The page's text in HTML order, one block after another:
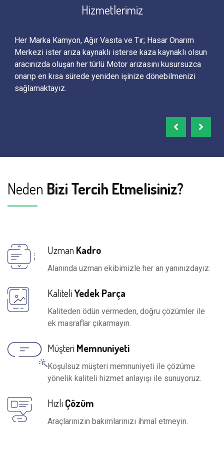
Hizmetlerimiz
Her Marka Kamyon, Ağır Vasıta ve Tır; Hasar Onarım
Merkezi ister arıza kaynaklı isterse kaza kaynaklı olsun
aracınızda oluşan her türlü Motor arızasını kusursuzca
onarıp en kısa sürede yeniden işinize dönebilmenizi
sağlamaktayız.
Neden Bizi Tercih Etmelisiniz?
Uzman Kadro
Alanında uzman ekibimizle her an yanınızdayız.
KaliteliYedek Parça
Kaliteden ödün vermeden, doğru çözümler ile
ek masraflar çıkarmayın.
Müşteri Memnuniyeti
Koşulsuz müşteri memnuniyeti ile çözüme
yönelik kaliteli hizmet anlayışı ile sunuyoruz.
Hızlı Çözüm
Araçlarınızın bakımlarınızı ihmal etmeyin.